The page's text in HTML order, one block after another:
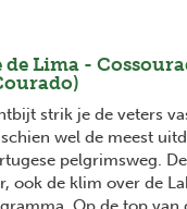
brug over de
| 289 m dalen
de Lima -
strik je de veters
wel de meest
pelgrimsweg.
ook de klim over de